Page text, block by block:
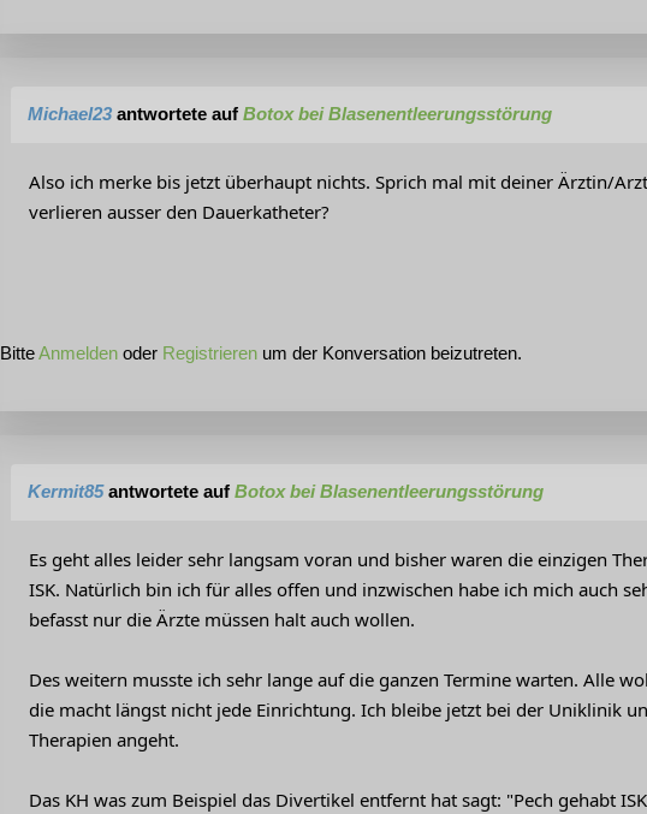
Michael23 antwortete auf Botox bei Blasenentleerungsstörung
Also ich merke bis jetzt überhaupt nichts. Sprich mal mit deiner Ärztin/
verlieren ausser den Dauerkatheter?
BitteAnmelden oder Registrieren um der Konversation beizutreten.
Kermit85antwortete auf Botox bei Blasenentleerungsstörung
Es geht alles leider sehr langsam voran und bisher waren die einzigen
ISK. Natürlich bin ich für alles offen und inzwischen habe ich mich auch
befasst nur die Ärzte müssen halt auch wollen.
Des weitern musste ich sehr lange auf die ganzen Termine warten. Alle
die macht längst nicht jede Einrichtung. Ich bleibe jetzt bei der Uniklinik
Therapien angeht.
Das KH was zum Beispiel das Divertikel entfernt hat sagt: "Pech gehabt